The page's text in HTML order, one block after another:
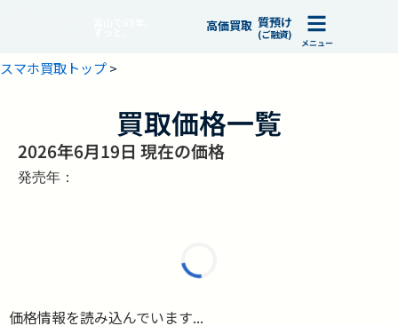
高価買取 質預け
(ご融資)
メニュー
スマホ買取トップ>
買取価格一覧
2026年6月19日 現在の価格
発売年：
価格情報を読み込んでいます...